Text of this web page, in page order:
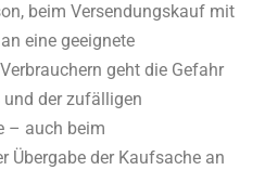
beim Versendungskauf mit
eine geeignete
geht die Gefahr
der zufälligen
– auch beim
Übergabe der Kaufsache an